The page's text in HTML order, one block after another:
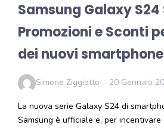
Samsung Galaxy S24
Promozioni e Sconti
dei nuovi smartphone
Simone Ziggiotto 20 Gennaio
La nuova serie Galaxy S24 di
Samsung è ufficiale e, per